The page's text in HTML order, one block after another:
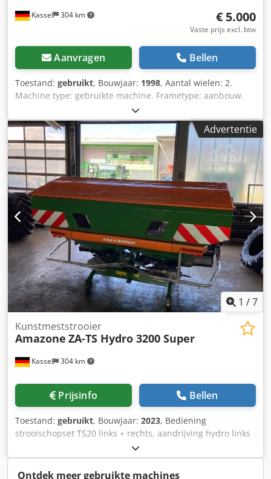
Kassel 304 km € 5.000
Vaste prijs excl. btw
Aanvragen Bellen
Toestand: gebruikt, Bouwjaar: 1998, Aantal wielen: 2.
Machine type: gebruikte machine. Frametype: aanbouw.
Bemestingsinrichting / mestschroef. Cedper Ncfqefx
Afwsha
Advertentie
1 /7
Kassel 304 km
Kunstmeststrooier
Amazone ZA-TS Hydro 3200 Super
Prijsinfo Bellen
Toestand: gebruikt, Bouwjaar: 2023, Bediening
strooischopset TS20 links + rechts, aandrijving hydro links
+ rechts met Auto TS / en FlowControl hoofdschijf links +
rechts met AutoTS, buisbeschermbeugel, rol- en
parkeerinrichting draaibaar, werkverlichting,
Ontdek meer gebruikte machines